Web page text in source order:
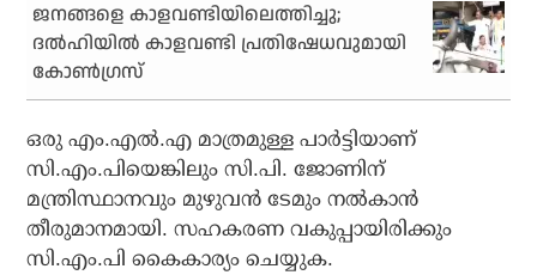
ജനങ്ങളെ കാളവണ്ടിയിലെത്തിച്ചു;
ദല്‍ഹിയില്‍ കാളവണ്ടി പ്രതിഷേധവുമായി
കോണ്‍ഗ്രസ്
ഒരു എം.എൽ.എ മാത്രമുള്ള പാർട്ടിയാണ്
സി.എം.പിയെങ്കിലും സി.പി. ജോണിന്
മന്ത്രിസ്ഥാനവും മുഴുവൻ ടേമും നൽകാൻ
തീരുമാനമായി. സഹകരണ വകുപ്പായിരിക്കും
സി.എം.പി കെെകാര്യം ചെയ്യുക.